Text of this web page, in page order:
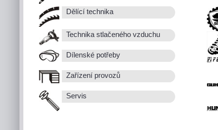
Dělící technika
Technika stlačeného vzduchu
Dílenské potřeby
Zařízení provozů
Servis